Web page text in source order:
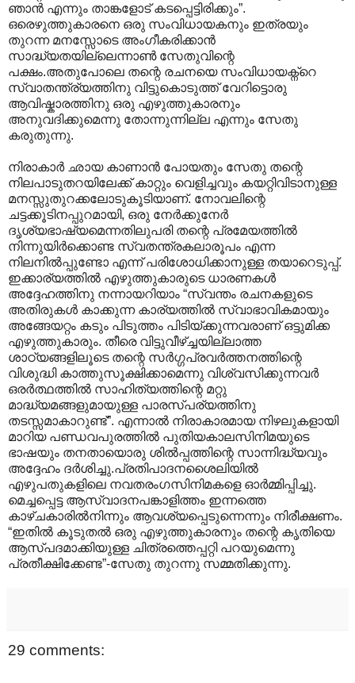
ഞാൻ എന്നും താങ്കളോട് കടപ്പെട്ടിരിക്കും”.
ഒരെഴുത്തുകാരനെ ഒരു സംവിധായകനും ഇത്രയും
തുറന്ന മനസ്സോടെ അംഗീകരിക്കാൻ
സാദ്ധ്യതയില്ലെന്നാൺ സേതുവിന്റെ
പക്ഷം.അതുപോലെ തന്റെ രചനയെ സംവിധായക്ന്റെ
സ്വാതന്ത്ര്യത്തിനു വിട്ടുകൊടുത്ത് വേറിട്ടൊരു
ആവിഷ്കാരത്തിനു ഒരു എഴുത്തുകാരനും
അനുവദിക്കുമെന്നു തോന്നുന്നില്ല എന്നും സേതു
കരുതുന്നു.
നിരാകാർ ഛായ കാണാൻ പോയതും സേതു തന്റെ
നിലപാടുതറയിലേക്ക് കാറ്റും വെളിച്ചവും കയറ്റിവിടാനുള്ള
മനസ്സുതുറക്കലോടുകൂടിയാണ്. നോവലിന്റെ
ചട്ടക്കൂടിനപ്പുറമായി, ഒരു നേർക്കുനേർ
ദൃശ്യഭാഷ്യമെന്നതിലുപരി തന്റെ പ്രമേയത്തിൽ
നിന്നുയിർക്കൊണ്ട സ്വതന്ത്രകലാരൂപം എന്ന
നിലനിൽ‌പ്പുണ്ടോ എന്ന് പരിശോധിക്കാനുള്ള തയാറെടുപ്പ്.
ഇക്കാര്യത്തിൽ എഴുത്തുകാരുടെ ധാരണകൾ
അദ്ദേഹത്തിനു നന്നായറിയാം “സ്വന്തം രചനകളുടെ
അതിരുകൾ കാക്കുന്ന കാര്യത്തിൽ സ്വാഭാവികമായും
അങ്ങേയറ്റം കടും പിടുത്തം പിടിയ്ക്കുന്നവരാണ് ഒട്ടുമിക്ക
എഴുത്തുകാരും. തീരെ വിട്ടുവീഴ്ച്ചയില്ലാത്ത
ശാഠ്യങ്ങളിലൂടെ തന്റെ സർഗ്ഗപ്രവർത്തനത്തിന്റെ
വിശുദ്ധി കാത്തുസൂക്ഷിക്കാമെന്നു വിശ്വസിക്കുന്നവർ
ഒരർത്ഥത്തിൽ സാഹിത്യത്തിന്റെ മറ്റു
മാദ്ധ്യമങ്ങളുമായുള്ള പാരസ്പര്യത്തിനു
തടസ്സമാകാറുണ്ട്”. എന്നാൽ നിരാകാരമാ‍യ നിഴലുകളായി
മാറിയ പണ്ഡവപുരത്തിൽ പുതിയകാലസിനിമയുടെ
ഭാഷയും തനതായൊരു ശിൽ‌പ്പത്തിന്റെ സാന്നിദ്ധ്യവും
അദ്ദേഹം ദർശിച്ചു.പ്രതിപാദനശൈലിയിൽ
എഴുപതുകളിലെ നവതരംഗസിനിമകളെ ഓർമ്മിപ്പിച്ചു.
മെച്ചപ്പെട്ട ആസ്വാദനപങ്കാളിത്തം ഇന്നത്തെ
കാഴ്ചകാരിൽനിന്നും ആവശ്യപ്പെടുന്നെന്നും നിരീക്ഷണം.
“ഇതിൽ കൂടുതൽ ഒരു എഴുത്തുകാരനും തന്റെ കൃതിയെ
ആസ്പദമാക്കിയുള്ള ചിത്രത്തെപ്പറ്റി പറയുമെന്നു
പ്രതീക്ഷിക്കേണ്ട”-സേതു തുറന്നു സമ്മതിക്കുന്നു.
29 comments: